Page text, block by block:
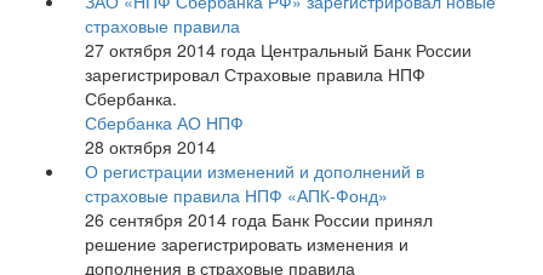
страховые правила
27 октября 2014 года Центральный Банк России
зарегистрировал Страховые правила НПФ
Сбербанка.
Сбербанка АО НПФ
28 октября 2014
О регистрации изменений и дополнений в
страховые правила НПФ «АПК-Фонд»
26 сентября 2014 года Банк России принял
решение зарегистрировать изменения и
дополнения в страховые правила